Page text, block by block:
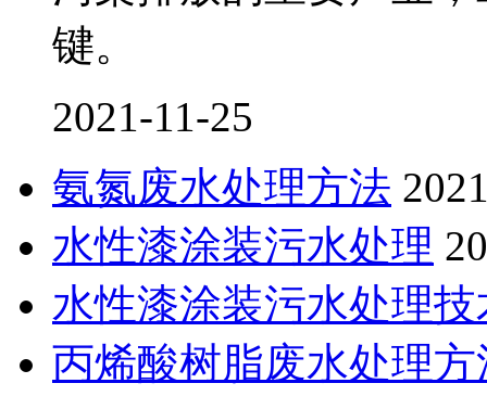
键。
2021-11-25
氨氮废水处理方法
水性漆涂装污水处理
水性漆涂装污水处理技
丙烯酸树脂废水处理方